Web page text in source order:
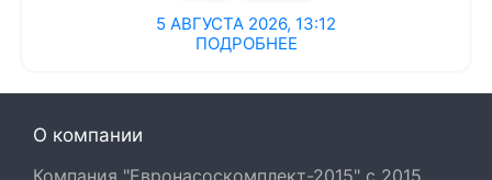
5 АВГУСТА 2026, 13:12
ПОДРОБНЕЕ
О компании
Компания "Евронасоскомплект-2015" с 2015